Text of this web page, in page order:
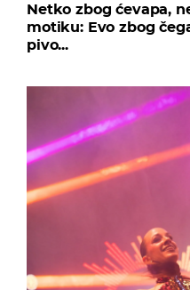
Netko zbog ćevapa,
motiku: Evo zbog
pivo...